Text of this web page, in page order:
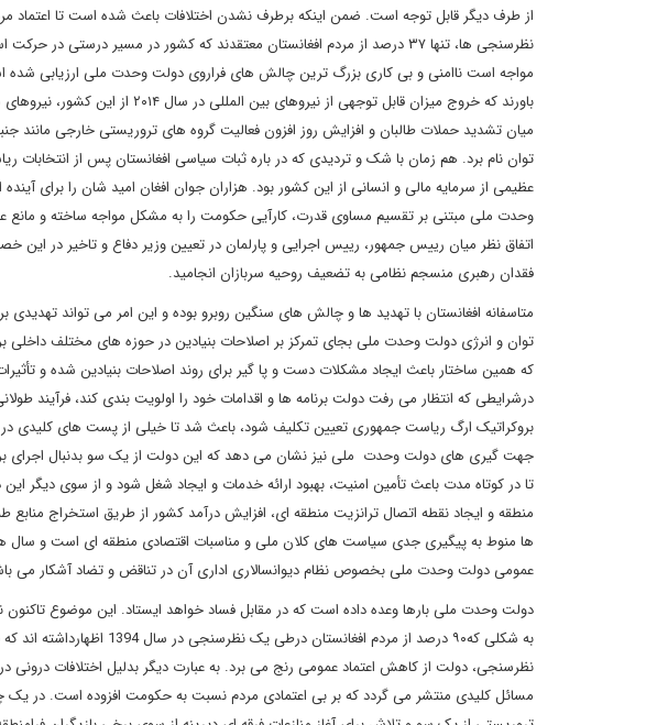
از طرف دیگر قابل توجه است. ضمن اینکه برطرف نشدن اختلافات باعث شده است تا
نظرسنجی ها، تنها ۳۷ درصد از مردم افغانستان معتقدند که کشور در مسیر
مواجه است ناامنی و بی کاری بزرگ ترین چالش های فراروی دولت وحدت ملی ارزیابی شده
باورند که خروج میزان قابل توجهی از
میان تشدید حملات طالبان و افزایش روز افزون فعالیت گروه های تروریستی خارجی مانند
عظیمی از سرمایه مالی و انسانی از این کشور بود. هزاران جوان افغان امید شان را برای
وحدت ملی مبتنی بر تقسیم مساوی قدرت، کارآیی حکومت را به مشکل مواجه ساخته و
اتفاق نظر میان رییس جمهور، رییس اجرایی و پارلمان در تعیین وزیر دفاع و تاخیر در
فقدان رهبری منسجم نظامی به تضعیف روحیه سربازان انجامید.
متاسفانه افغانستان با تهدید ها و چالش های سنگین روبرو بوده و این امر می تواند
توان و انرژی دولت وحدت ملی بجای تمرکز بر اصلاحات بنیادین در حوزه های مختلف
که همین ساختار باعث ایجاد مشکلات دست و پا گیر برای روند اصلاحات بنیادین شده و
درشرایطی که انتظار می رفت دولت برنامه ها و اقدامات خود را اولویت بندی کند، فرآیند
بروکراتیک ارگ ریاست جمهوری تعیین تکلیف شود، باعث شد تا خیلی از پست های کلیدی در
جهت گیری های دولت وحدت ملی نیز نشان می دهد که این دولت از یک سو بدنبال اجرای
تا در کوتاه مدت باعث تأمین امنیت، بهبود ارائه خدمات و ایجاد شغل شود و از سوی دیگر
منطقه و ایجاد نقطه اتصال ترانزیت منطقه ای، افزایش درآمد کشور از طریق استخراج منابع
ها منوط به پیگیری جدی سیاست های کلان ملی و مناسبات اقتصادی منطقه ای است و سال ها
عمومی دولت وحدت ملی بخصوص نظام دیوانسالاری اداری آن در تناقض و تضاد آشکار می
دولت وحدت ملی بارها وعده داده است که در مقابل فساد خواهد ایستاد. این موضوع
به شکلی که۹۰ درصد از مردم
نظرسنجی، دولت از کاهش اعتماد عمومی رنج می برد. به عبارت دیگر بدلیل اختلافات
مسائل کلیدی منتشر می گردد که بر بی اعتمادی مردم نسبت به حکومت افزوده است. در